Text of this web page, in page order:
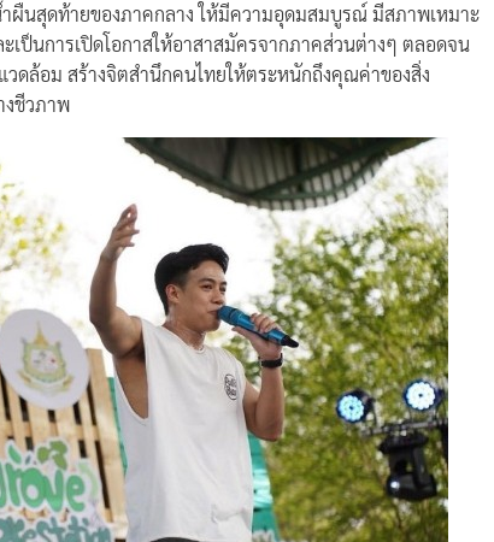
ผืนสุดท้ายของภาคกลาง ให้มีความอุดมสมบูรณ์ มีสภาพเหมาะ
เป็นการเปิดโอกาสให้อาสาสมัครจากภาคส่วนต่างๆ ตลอดจน
ดล้อม สร้างจิตสำนึกคนไทยให้ตระหนักถึงคุณค่าของสิ่ง
ชีวภาพ